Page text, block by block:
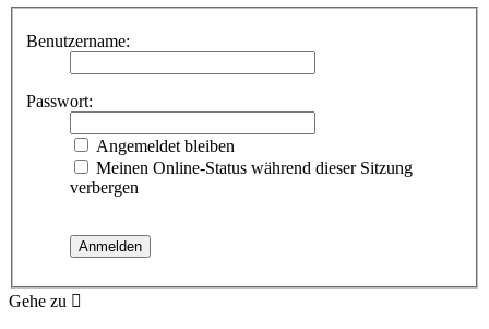
Benutzername:
Passwort:
Angemeldet bleiben
Meinen Online-Status während dieser Sitzung
verbergen
Gehe zu